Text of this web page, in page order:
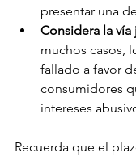
presentar una
Considera la vía
muchos casos,
fallado a favor
consumidores
intereses
Recuerda que el